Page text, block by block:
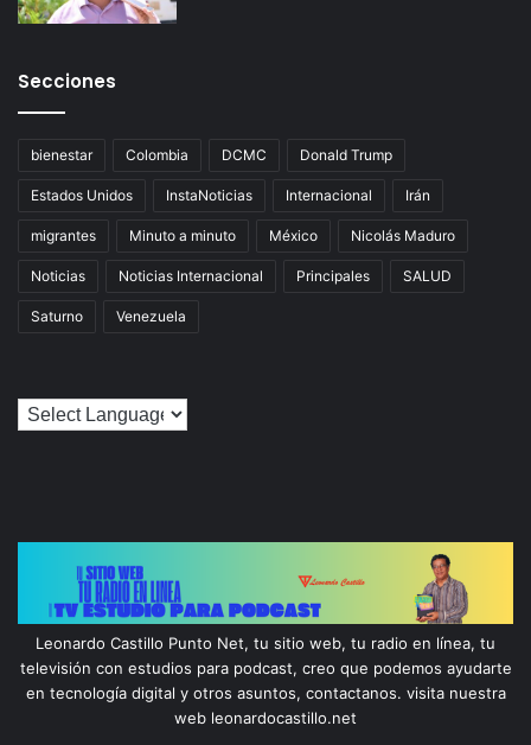
Secciones
bienestar Colombia DCMC Donald Trump
Estados Unidos InstaNoticias Internacional Irán
migrantes Minuto a minuto México Nicolás Maduro
Noticias Noticias Internacional Principales SALUD
Saturno Venezuela
Leonardo Castillo Punto Net, tu sitio web, tu radio en línea, tu
televisión con estudios para podcast, creo que podemos ayudarte
en tecnología digital y otros asuntos, contactanos. visita nuestra
web leonardocastillo.net